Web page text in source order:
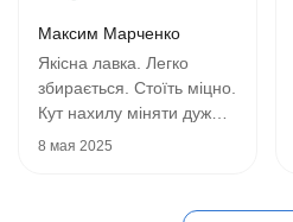
Максим Марченко
Якісна лавка. Легко
збирається. Стоїть міцно.
Кут нахилу міняти дуже
зручно. Своїх грошей
8 мая 2025